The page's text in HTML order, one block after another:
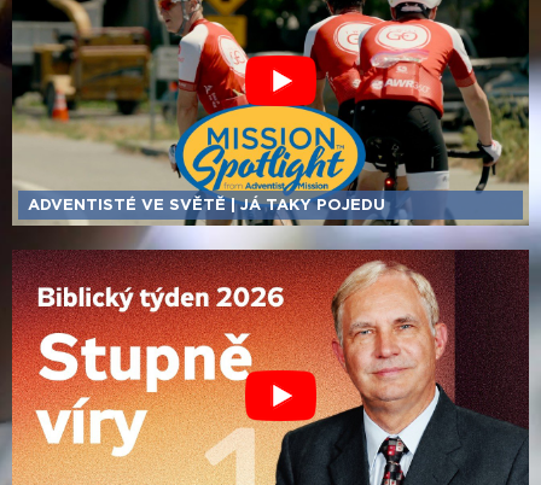
ADVENTISTÉ VE SVĚTĚ | JÁ TAKY POJEDU